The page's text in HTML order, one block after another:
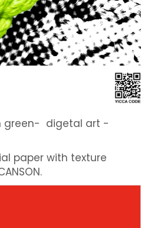
green- digetal art -
paper with texture